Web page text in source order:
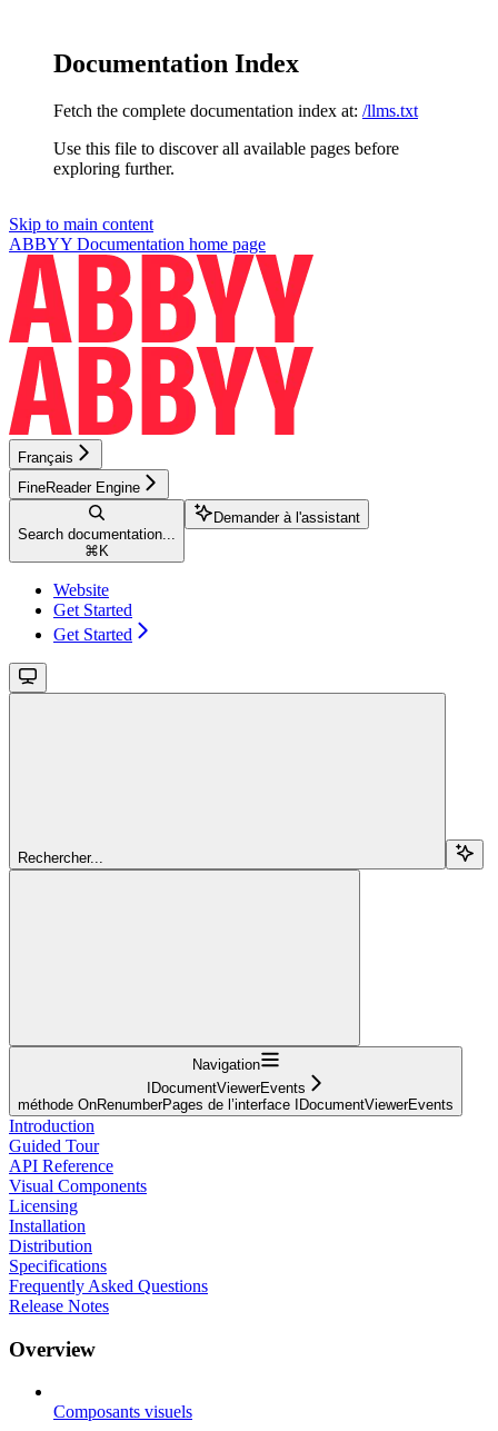
Documentation Index
Fetch the complete documentation index at: /llms.txt
Use this file to discover all available pages before
exploring further.
Skip to main content
ABBYY Documentation home page
Français
FineReader Engine
Search documentation...
⌘ K
Demander à l'assistant
Website
Get Started
Get Started
Rechercher...
Navigation
IDocumentViewerEvents
méthode OnRenumberPages de l’interface IDocumentViewerEvents
Introduction
Guided Tour
API Reference
Visual Components
Licensing
Installation
Distribution
Specifications
Frequently Asked Questions
Release Notes
Overview
Composants visuels